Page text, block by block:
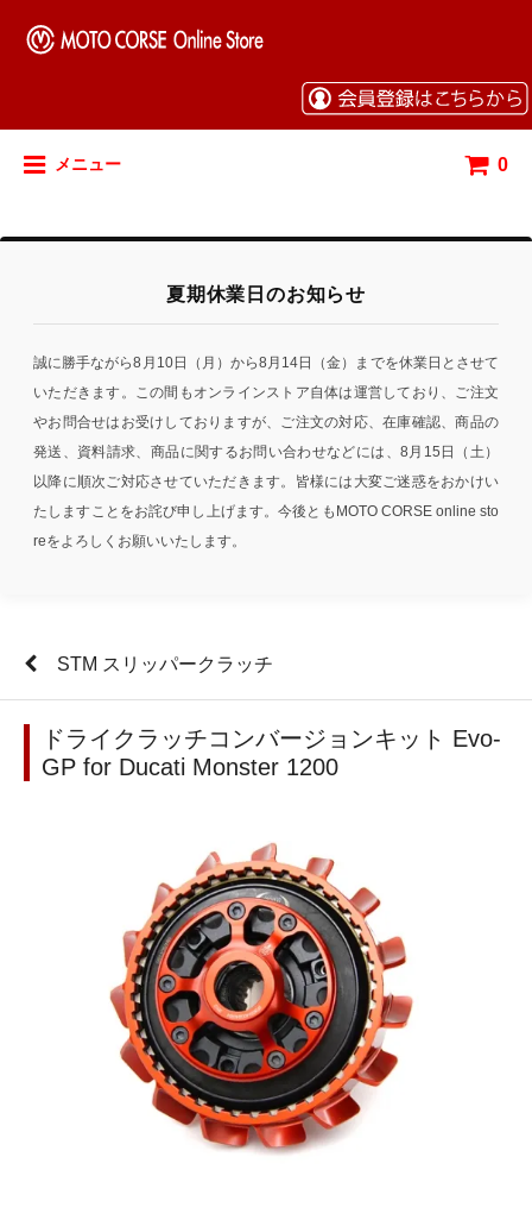
メニュー 0
夏期休業日のお知らせ
誠に勝手ながら8月10日（月）から8月14日（金）までを休業日とさせて
いただきます。この間もオンラインストア自体は運営しており、ご注文
やお問合せはお受けしておりますが、ご注文の対応、在庫確認、商品の
発送、資料請求、商品に関するお問い合わせなどには、8月15日（土）
以降に順次ご対応させていただきます。皆様には大変ご迷惑をおかけい
たしますことをお詫び申し上げます。今後ともMOTO CORSE online sto
reをよろしくお願いいたします。
STM スリッパークラッチ
ドライクラッチコンバージョンキット Evo-
GP for Ducati Monster 1200